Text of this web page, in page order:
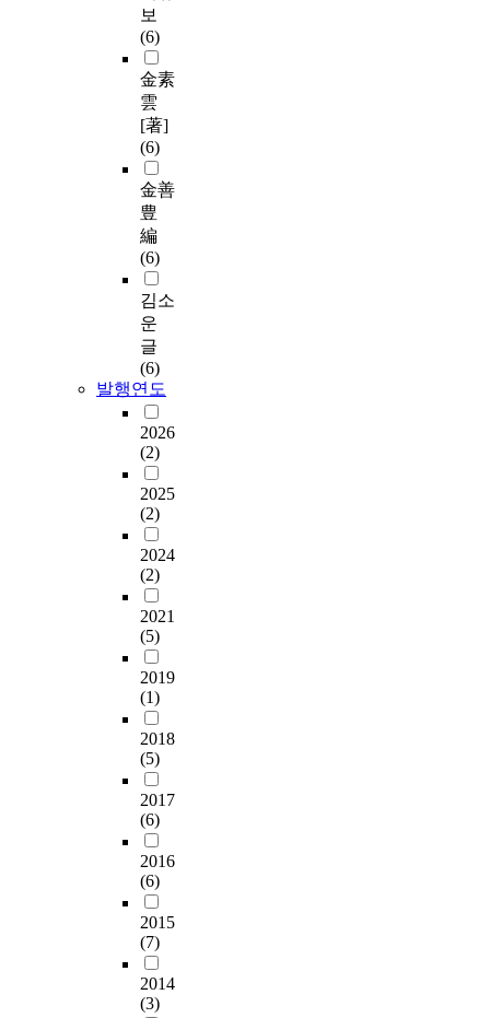
보
(6)
金素
雲
[著]
(6)
金善
豊
編
(6)
김소
운
글
(6)
발행연도
2026
(2)
2025
(2)
2024
(2)
2021
(5)
2019
(1)
2018
(5)
2017
(6)
2016
(6)
2015
(7)
2014
(3)